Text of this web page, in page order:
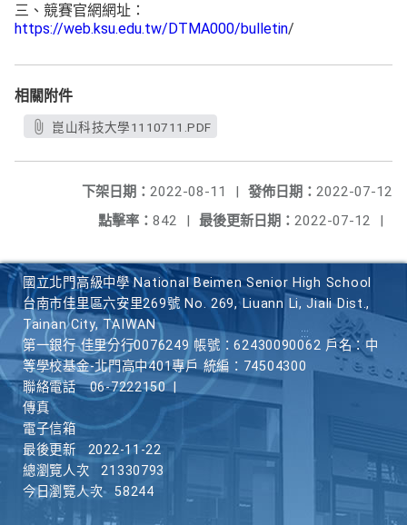
三、競賽官網網址：
https://web.ksu.edu.tw/DTMA000/bulletin/
相關附件
崑山科技大學1110711.PDF
發佈日期： 2022-07-12
下架日期： 2022-08-11
|
最後更新日期： 2022-07-12 |
點擊率： 842 |
國立北門高級中學 National Beimen Senior High School
台南市佳里區六安里269號 No. 269, Liuann Li, Jiali Dist.,
Tainan City, TAIWAN
第一銀行 佳里分行0076249 帳號：62430090062 戶名：中
等學校基金-北門高中401專戶 統編：74504300
聯絡電話
06-7222150
傳真
電子信箱
最後更新
2022-11-22
總瀏覽人次
21330793
今日瀏覽人次
58244